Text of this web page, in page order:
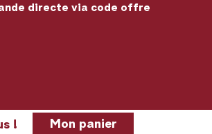
directe via code offre
! Mon panier